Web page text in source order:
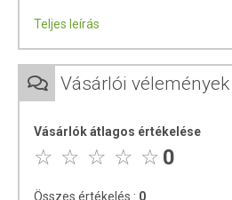
Kóser
fűszernövény, melyet a hagyományos
A NOW® Oregano Oil standardizált
lágyzselatin kapszulák bélben
bélrendszerben történhet.
Teljes leírás
Vásárlói vélemények
Vásárlók átlagos értékelése
0
Összes értékelés : 0